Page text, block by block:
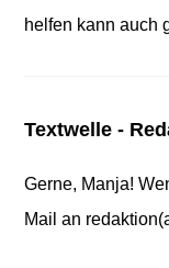
helfen kann auch
Textwelle -
Gerne, Manja!
Mail an